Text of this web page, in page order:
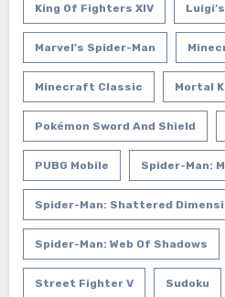
King Of Fighters XIV
Marvel’s Spider-Man
Minecraft Classic Mortal
Pokémon Sword And Shield
PUBG Mobile Spider-Man:
Spider-Man: Shattered
Spider-Man: Web Of Shadows
Street Fighter V Sudoku